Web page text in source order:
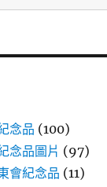
念品 (100)
念品圖片 (97)
會紀念品 (11)